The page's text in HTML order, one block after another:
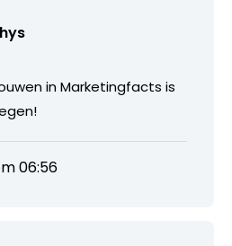
in Marketingfacts is
06:56